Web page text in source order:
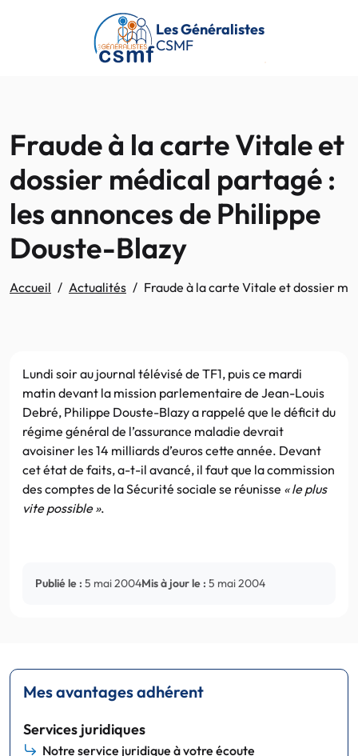
Passer au contenu principal
Les Généralistes
CSMF
Fraude à la carte Vitale et
dossier médical partagé :
les annonces de Philippe
Douste-Blazy
Accueil Actualités Fraude à la carte Vitale et dossier
Lundi soir au journal télévisé de TF1, puis ce mardi
matin devant la mission parlementaire de Jean-Louis
Debré, Philippe Douste-Blazy a rappelé que le déficit du
régime général de l’assurance maladie devrait
avoisiner les 14 milliards d’euros cette année. Devant
cet état de faits, a-t-il avancé, il faut que la commission
des comptes de la Sécurité sociale se réunisse « le plus
vite possible ».
Publié le : 5 mai 2004Mis à jour le : 5 mai 2004
Mes avantages adhérent
Services juridiques
Notre service juridique à votre écoute